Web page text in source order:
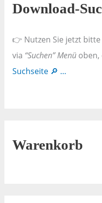
Download-
👉 Nutzen Sie jetzt
via “Suchen” Menüoben,
Suchseite 🔎 …
Warenkorb